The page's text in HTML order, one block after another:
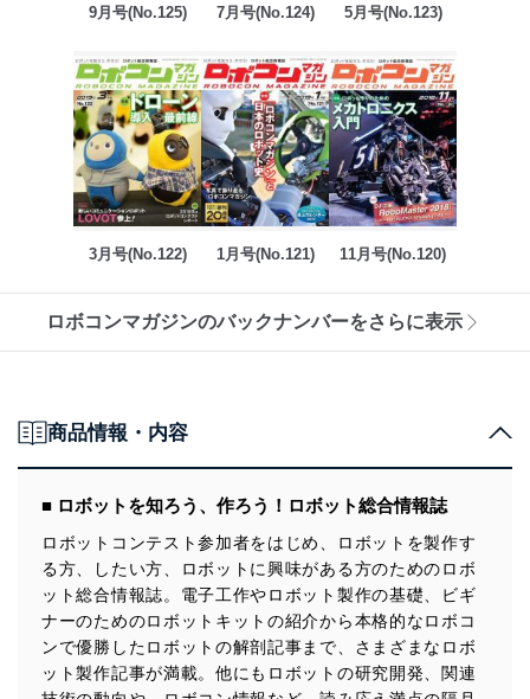
9月号(No.125) 7月号(No.124) 5月号(No.123)
3月号(No.122) 1月号(No.121) 11月号(No.120)
ロボコンマガジンのバックナンバーをさらに表示
商品情報・内容
■ ロボットを知ろう、作ろう！ロボット総合情報誌
ロボットコンテスト参加者をはじめ、ロボットを製作す
る方、したい方、ロボットに興味がある方のためのロボ
ット総合情報誌。電子工作やロボット製作の基礎、ビギ
ナーのためのロボットキットの紹介から本格的なロボコ
ンで優勝したロボットの解剖記事まで、さまざまなロボ
ット製作記事が満載。他にもロボットの研究開発、関連